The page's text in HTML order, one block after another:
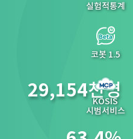
실험적통계
코봇 1.5
KOSIS
시범서비스
천명
63.4%
2.8%